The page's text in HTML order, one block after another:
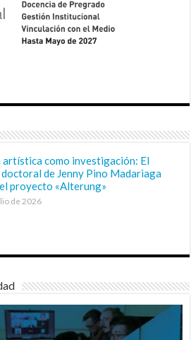
artística como investigación: El
de Jenny Pino Madariaga
proyecto «Alterung»
de 2026